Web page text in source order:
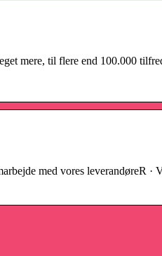
mere, til flere end 100.000
med vores leverandøreR ·